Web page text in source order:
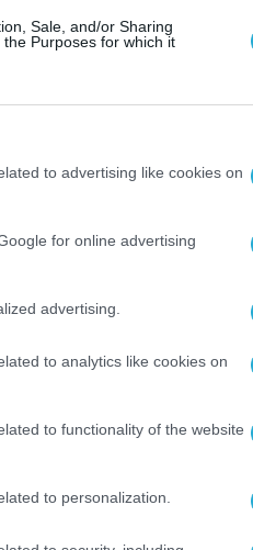
Sale, and/or Sharing
Purposes for which it
to advertising like cookies on
for online advertising
advertising.
to analytics like cookies on
to functionality of the website
to personalization.
γρήγορη, υψηλής
CAD, GIS
τη νέα
TX Series